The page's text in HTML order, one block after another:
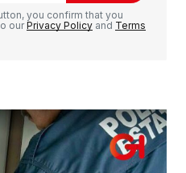
you confirm that you
ourPrivacy Policy and Terms